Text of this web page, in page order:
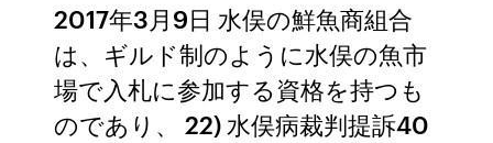
2017年3月9日 水俣の鮮魚商組合
は、ギルド制のように水俣の魚市
場で入札に参加する資格を持つも
のであり、 22) 水俣病裁判提訴40